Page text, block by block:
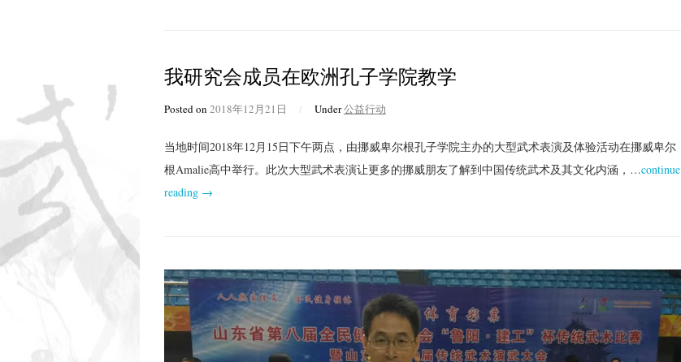
我研究会成员在欧洲孔子学院教学
Posted on 2018年12月21日 / Under公益行动
当地时间2018年12月15日下午两点，由挪威卑尔根孔子学院主办的大型武术表演及体验活动在挪威卑尔
根Amalie高中举行。此次大型武术表演让更多的挪威朋友了解到中国传统武术及其文化内涵，…continue
reading →